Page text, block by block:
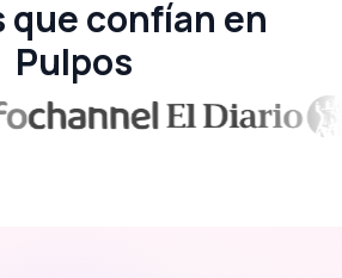
que confían en
Pulpos